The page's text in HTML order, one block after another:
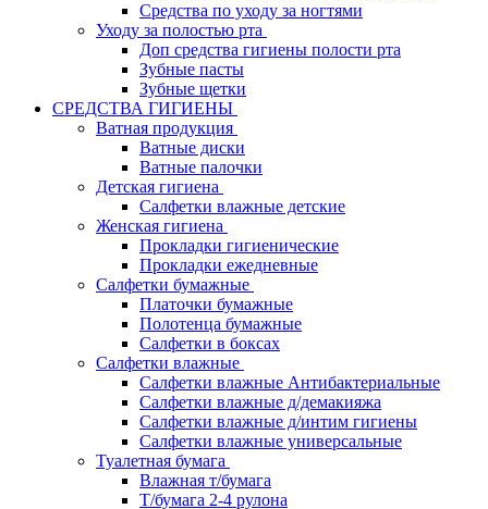
Средства по уходу за ногтями
Уходу за полостью рта
Доп средства гигиены полости рта
Зубные пасты
Зубные щетки
СРЕДСТВА ГИГИЕНЫ
Ватная продукция
Ватные диски
Ватные палочки
Детская гигиена
Салфетки влажные детские
Женская гигиена
Прокладки гигиенические
Прокладки ежедневные
Салфетки бумажные
Платочки бумажные
Полотенца бумажные
Салфетки в боксах
Салфетки влажные
Салфетки влажные Антибактериальные
Салфетки влажные д/демакияжа
Салфетки влажные д/интим гигиены
Салфетки влажные универсальные
Туалетная бумага
Влажная т/бумага
Т/бумага 2-4 рулона